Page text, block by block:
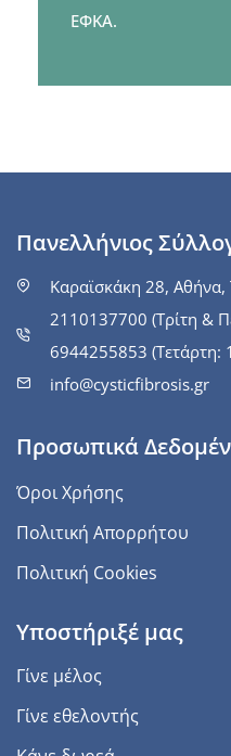
ΕΦΚΑ.
Πανελλήνιος
Καραϊσκάκη 28,
2110137700 (Τρίτη &
6944255853 (Τετάρτη:
info@cysticfibrosis.gr
Προσωπικά
Όροι Χρήσης
Πολιτική Απορρήτου
Πολιτική Cookies
Υποστήριξέ μας
Γίνε μέλος
Γίνε εθελοντής